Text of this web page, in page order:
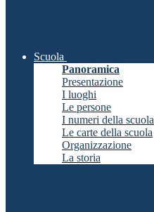
Scuola
Panoramica
Presentazione
I luoghi
Le persone
I numeri della scuola
Le carte della scuola
Organizzazione
La storia